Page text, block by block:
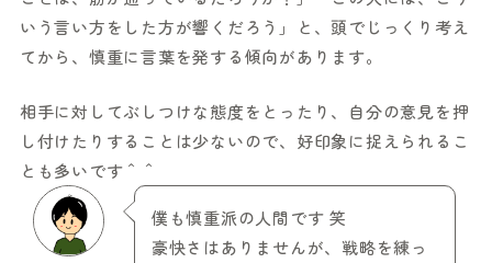
いう言い方をした方が響くだろう」と、頭でじっくり考え
てから、慎重に言葉を発する傾向があります。
相手に対してぶしつけな態度をとったり、自分の意見を押
し付けたりすることは少ないので、好印象に捉えられるこ
とも多いです＾＾
僕も慎重派の人間です 笑
豪快さはありませんが、戦略を練っ